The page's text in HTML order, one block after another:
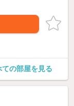
の部屋を見る